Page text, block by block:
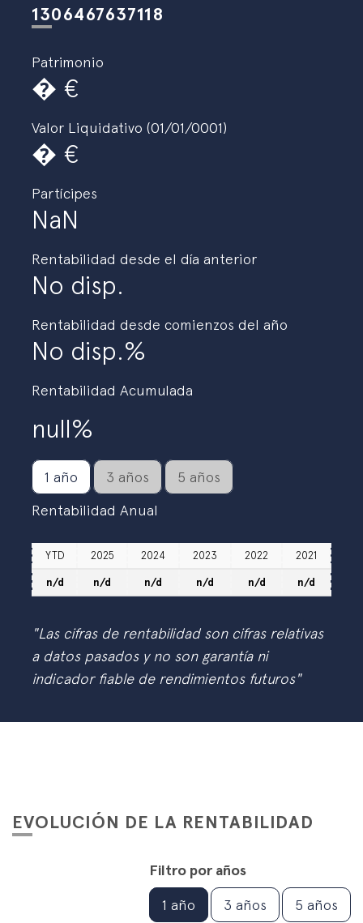
es
1306467637118
Patrimonio
�
Valor Liquidativo (01/01/0001)
�
Partícipes
NaN
Rentabilidad desde el día anterior
No disp.
Rentabilidad desde comienzos del año
No disp.%
Rentabilidad Acumulada
null%
1 año 3 años
5 años
Rentabilidad Anual
YTD 2025 2024 2023 2022 2021
n/d n/d n/d n/d n/d n/d
"Las cifras de rentabilidad son cifras relativas
a datos pasados y no son garantía ni
indicador fiable de rendimientos futuros"
EVOLUCIÓN DE LA RENTABILIDAD
Filtro por años
1 año 3 años 5 años